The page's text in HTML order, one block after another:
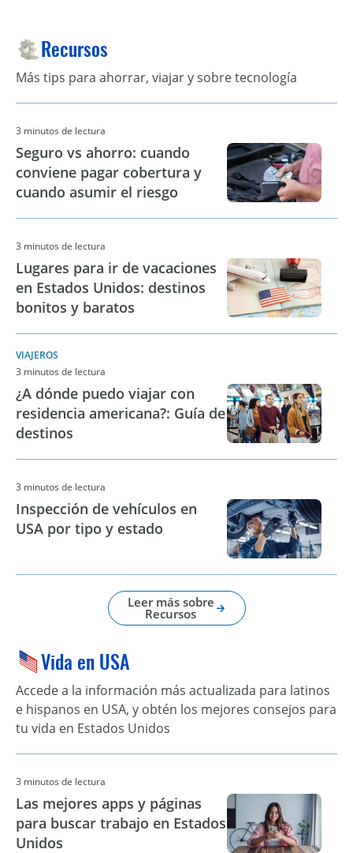
Recursos
Más tips para ahorrar, viajar y sobre tecnología
3 minutos de lectura
Seguro vs ahorro: cuando
conviene pagar cobertura y
cuando asumir el riesgo
3 minutos de lectura
Lugares para ir de vacaciones
en Estados Unidos: destinos
bonitos y baratos
VIAJEROS
3 minutos de lectura
¿A dónde puedo viajar con
residencia americana?: Guía de
destinos
3 minutos de lectura
Inspección de vehículos en
USA por tipo y estado
Leer más sobre
Recursos
Vida en USA
Accede a la información más actualizada para latinos
e hispanos en USA, y obtén los mejores consejos para
tu vida en Estados Unidos
3 minutos de lectura
Las mejores apps y páginas
para buscar trabajo en Estados
Unidos